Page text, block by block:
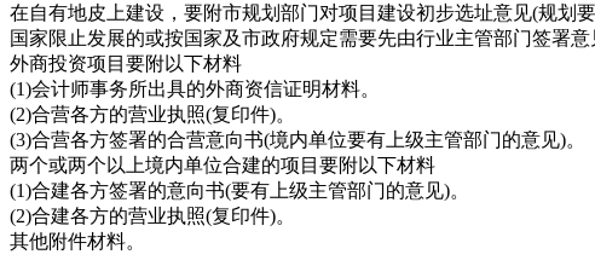
在自有地皮上建设，要附市规划部门对项目建设初步选址意见(规划要
国家限止发展的或按国家及市政府规定需要先由行业主管部门签署
外商投资项目要附以下材料
(1)会计师事务所出具的外商资信证明材料。
(2)合营各方的营业执照(复印件)。
(3)合营各方签署的合营意向书(境内单位要有上级主管部门的意见)。
两个或两个以上境内单位合建的项目要附以下材料
(1)合建各方签署的意向书(要有上级主管部门的意见)。
(2)合建各方的营业执照(复印件)。
其他附件材料。